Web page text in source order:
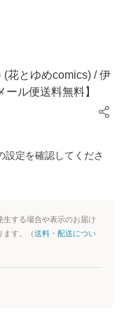
(花とゆめcomics) / 伊
ル便送料無料】
設定を確認してくださ
する場合や表示のお届け
ます。（送料・配送につい